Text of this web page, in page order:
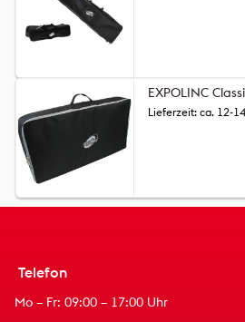
EXPOLINC
Lieferzeit: ca. 12-
Telefon
Mo – Fr: 09:00 – 17:00 Uhr